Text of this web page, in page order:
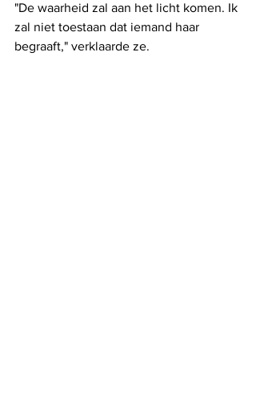
"De waarheid zal aan het licht komen. Ik
zal niet toestaan ​​dat iemand haar
begraaft," verklaarde ze.